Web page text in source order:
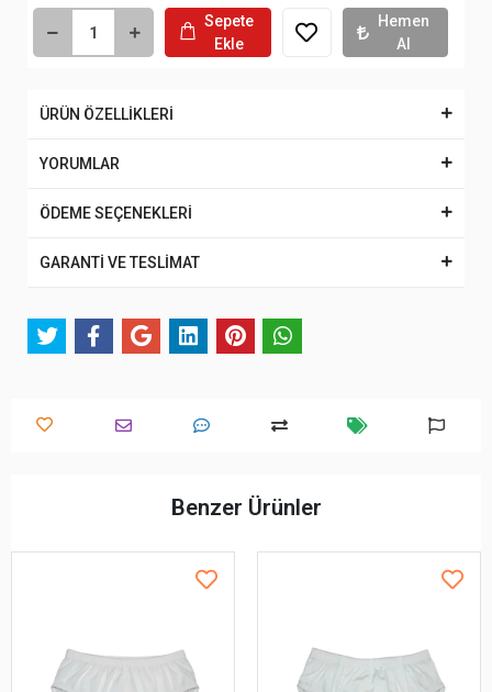
Sepete
Ekle
Hemen
Al
ÜRÜN ÖZELLİKLERİ
YORUMLAR
ÖDEME SEÇENEKLERİ
GARANTİ VE TESLİMAT
Benzer Ürünler